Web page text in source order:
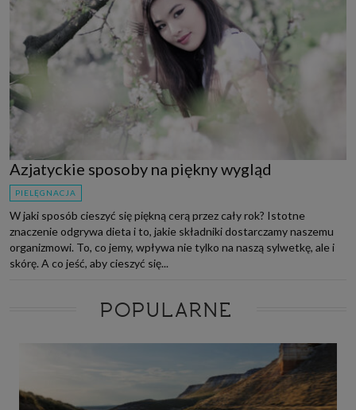
Azjatyckie sposoby na piękny wygląd
PIELĘGNACJA
W jaki sposób cieszyć się piękną cerą przez cały rok? Istotne
znaczenie odgrywa dieta i to, jakie składniki dostarczamy naszemu
organizmowi. To, co jemy, wpływa nie tylko na naszą sylwetkę, ale i
skórę. A co jeść, aby cieszyć się...
POPULARNE